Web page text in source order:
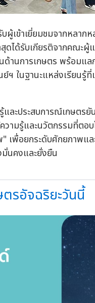
เข้าเยี่ยมชมจากหลาก
ดได้รับเกียรติจากคณะผู้
นด้านการเกษตร พร้อม
ในฐานะแหล่งเรียนรู้ที่
ะประสบการณ์เกษตรยั
ามรู้และนวัตกรรมที่ตอ
เพื่อยกระดับศักยภาพแ
มั่นคงและยั่งยืน
รอัจฉริยะวันนี้